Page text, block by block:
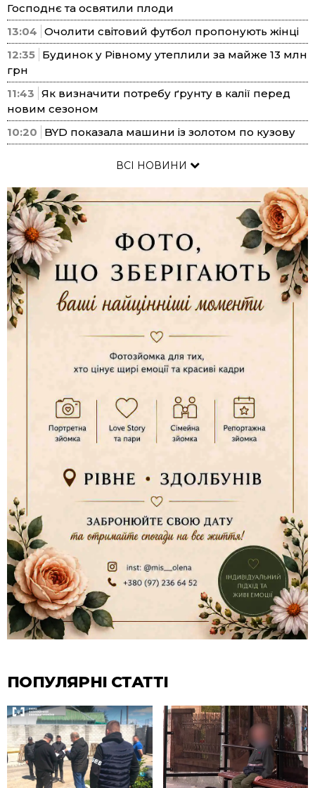
Господнє та освятили плоди
13:04 Очолити світовий футбол пропонують жінці
12:35 Будинок у Рівному утеплили за майже 13 млн
грн
11:43 Як визначити потребу ґрунту в калії перед
новим сезоном
10:20
BYD показала машини із золотом по кузову
ВСІ НОВИНИ
ПОПУЛЯРНІ СТАТТІ